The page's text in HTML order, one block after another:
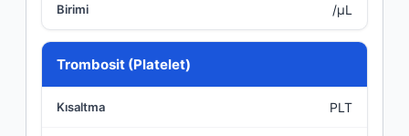
/µL
Trombosit (Platelet)
PLT